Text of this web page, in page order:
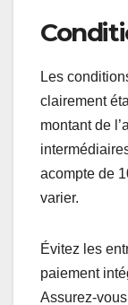
Les
clairement
montant de
acompte de
varier.
Évitez les
paiement
Assurez-